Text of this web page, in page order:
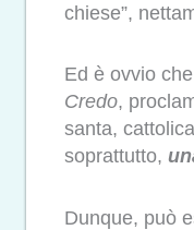
chiese”,
Ed è ovvio
Credo,
santa,
soprattutto,
Dunque, può